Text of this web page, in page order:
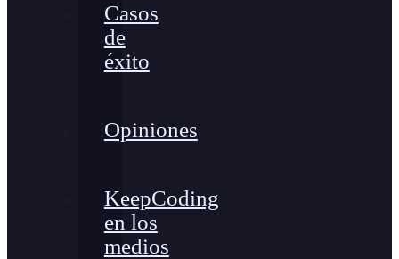
Casos
de
éxito
Opiniones
KeepCoding
en los
medios